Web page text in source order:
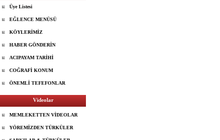
Üye Listesi
EĞLENCE MENÜSÜ
KÖYLERİMİZ
HABER GÖNDERİN
ACIPAYAM TARİHİ
COĞRAFİ KONUM
ÖNEMLİ TEFEFONLAR
Videolar
MEMLEKETTEN VİDEOLAR
YÖREMİZDEN TÜRKÜLER